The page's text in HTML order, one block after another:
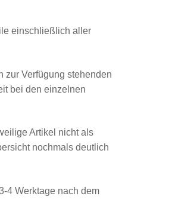
einschließlich aller
zur Verfügung stehenden
bei den einzelnen
Artikel nicht als
nochmals deutlich
4 Werktage nach dem